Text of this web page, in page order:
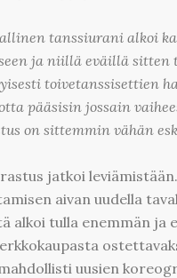
tanssiurani alkoi
ja niillä eväillä sitten
toivetanssisettien
pääsisin jossain
on sittemmin vähän
jatkoi
aivan uudella
alkoi tulla enemmän ja
uusien